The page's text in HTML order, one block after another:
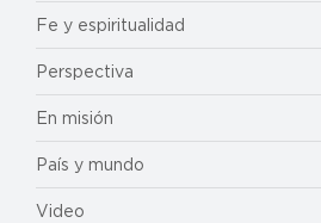
Fe y espiritualidad
Perspectiva
En misión
País y mundo
Video